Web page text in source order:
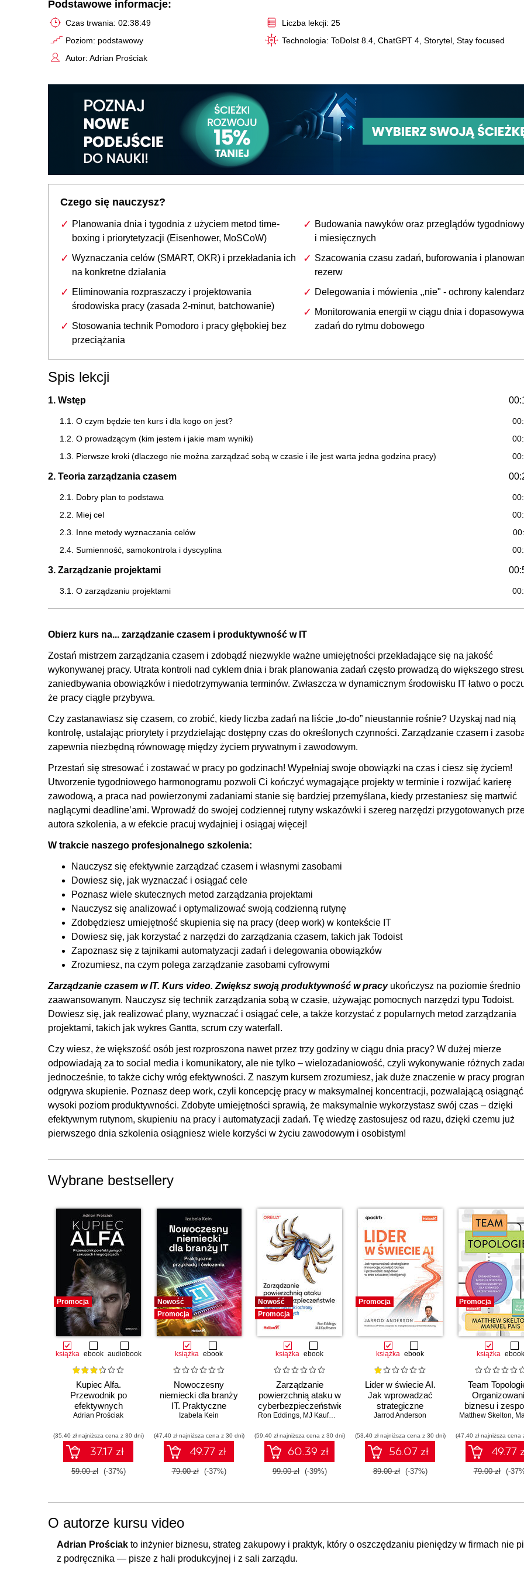
Podstawowe informacje:
Czas trwania: 02:38:49
Poziom: podstawowy
Autor: Adrian Prościak
Liczba lekcji: 25
Technologia: ToDoIst 8.4, ChatGPT 4, Storytel, Stay focused
Czego się nauczysz?
Planowania dnia i tygodnia z użyciem metod time-
boxing i priorytetyzacji (Eisenhower, MoSCoW)
Wyznaczania celów (SMART, OKR) i przekładania ich
na konkretne działania
Eliminowania rozpraszaczy i projektowania
środowiska pracy (zasada 2-minut, batchowanie)
Stosowania technik Pomodoro i pracy głębokiej bez
przeciążania
Budowania nawyków oraz przeglądów
i miesięcznych
Szacowania czasu zadań, buforowania i
rezerw
Delegowania i mówienia ,,nie" - ochrony
Monitorowania energii w ciągu dnia i
zadań do rytmu dobowego
Spis lekcji
1. Wstęp
1.1. O czym będzie ten kurs i dla kogo on jest?
1.2. O prowadzącym (kim jestem i jakie mam wyniki)
1.3. Pierwsze kroki (dlaczego nie można zarządzać sobą w czasie i ile jest warta jedna godzina pracy)
2. Teoria zarządzania czasem
2.1. Dobry plan to podstawa
2.2. Miej cel
2.3. Inne metody wyznaczania celów
2.4. Sumienność, samokontrola i dyscyplina
3. Zarządzanie projektami
3.1. O zarządzaniu projektami
3.2. Wykres Gantta
3.5. Schematy blokowe
3.6. SCRUM
3.7. Waterfall
3.8. O narzędziach, optymalizacji, ryzyku i zmianach w projekcie
4. Analiza potencjału
4.1. Analiza potencjału aktywności
5. Odgruzowywanie czasu
5.1. Jak odgruzować swój czas?
6. Narzędzia do zarządzania sobą w czasie
6.3. Jak każdego tygodnia oszczędzać po kilka godzin?
6.4. Jak możesz maksymalizować ilość godzin w których zarabiasz pieniądze?
7. Optymalizacja codziennych rutyn
7.1. O rutynach analiza i optymalizacja rutyn
8. Deep Work w IT
8.1. Deep work i skupienie w pracy programisty: sekret efektywności w IT
9. Automatyzacja i delegacja zadań
9.1. Automatyzacja i delegacja zadań
10. Zarządzanie zasobami cyfrowymi
10.1. Zarządzanie zasobami cyfrowymi
Obierz kurs na... zarządzanie czasem i produktywność w IT
Zostań mistrzem zarządzania czasem i zdobądź niezwykle ważne umiejętności przekładające się na jakość
wykonywanej pracy. Utrata kontroli nad cyklem dnia i brak planowania zadań często prowadzą do większego
zaniedbywania obowiązków i niedotrzymywania terminów. Zwłaszcza w dynamicznym środowisku IT łatwo o
że pracy ciągle przybywa.
Czy zastanawiasz się czasem, co zrobić, kiedy liczba zadań na liście „to-do” nieustannie rośnie? Uzyskaj nad nią
kontrolę, ustalając priorytety i przydzielając dostępny czas do określonych czynności. Zarządzanie czasem i
zapewnia niezbędną równowagę między życiem prywatnym i zawodowym.
Przestań się stresować i zostawać w pracy po godzinach! Wypełniaj swoje obowiązki na czas i ciesz się życiem!
Utworzenie tygodniowego harmonogramu pozwoli Ci kończyć wymagające projekty w terminie i rozwijać karierę
zawodową, a praca nad powierzonymi zadaniami stanie się bardziej przemyślana, kiedy przestaniesz się martwić
naglącymi deadline’ami. Wprowadź do swojej codziennej rutyny wskazówki i szereg narzędzi przygotowanych
autora szkolenia, a w efekcie pracuj wydajniej i osiągaj więcej!
W trakcie naszego profesjonalnego szkolenia:
Nauczysz się efektywnie zarządzać czasem i własnymi zasobami
Dowiesz się, jak wyznaczać i osiągać cele
Poznasz wiele skutecznych metod zarządzania projektami
Nauczysz się analizować i optymalizować swoją codzienną rutynę
Zdobędziesz umiejętność skupienia się na pracy (deep work) w kontekście IT
Dowiesz się, jak korzystać z narzędzi do zarządzania czasem, takich jak Todoist
Zapoznasz się z tajnikami automatyzacji zadań i delegowania obowiązków
Zrozumiesz, na czym polega zarządzanie zasobami cyfrowymi
Zarządzanie czasem w IT. Kurs video. Zwiększ swoją produktywność w pracyukończysz na poziomie średnio
zaawansowanym. Nauczysz się technik zarządzania sobą w czasie, używając pomocnych narzędzi typu Todoist.
Dowiesz się, jak realizować plany, wyznaczać i osiągać cele, a także korzystać z popularnych metod zarządzania
projektami, takich jak wykres Gantta, scrum czy waterfall.
Czy wiesz, że większość osób jest rozproszona nawet przez trzy godziny w ciągu dnia pracy? W dużej mierze
odpowiadają za to social media i komunikatory, ale nie tylko – wielozadaniowość, czyli wykonywanie różnych
jednocześnie, to także cichy wróg efektywności. Z naszym kursem zrozumiesz, jak duże znaczenie w pracy
odgrywa skupienie. Poznasz deep work, czyli koncepcję pracy w maksymalnej koncentracji, pozwalającą osiągnąć
wysoki poziom produktywności. Zdobyte umiejętności sprawią, że maksymalnie wykorzystasz swój czas – dzięki
efektywnym rutynom, skupieniu na pracy i automatyzacji zadań. Tę wiedzę zastosujesz od razu, dzięki czemu już
pierwszego dnia szkolenia osiągniesz wiele korzyści w życiu zawodowym i osobistym!
Wybrane bestsellery
Promocja
książka ebook audiobook
Kupiec Alfa.
Przewodnik po
efektywnych
zakupach i
Adrian Prościak
(35,40 zł najniższa cena z 30 dni)
37.17 zł
59.00 zł (-37%)
Nowość
Promocja
książka ebook
Nowoczesny
niemiecki dla branży
IT. Praktyczne
przykłady i ćwiczenia
Izabela Kein
(47,40 zł najniższa cena z 30 dni)
49.77 zł
79.00 zł (-37%)
Nowość
Promocja
książka ebook
Zarządzanie
powierzchnią ataku w
cyberbezpieczeństwie.
Strategie i techniki
cyfrowych
Ron Eddings, MJ Kaufmann
(59,40 zł najniższa cena z 30 dni)
60.39 zł
99.00 zł (-39%)
Promocja
książka ebook
Lider w świecie AI.
Jak wprowadzać
strategiczne
innowacje, rozwijać
zespołowi w erze
sztucznej inteligencji
Jarrod Anderson
(53,40 zł najniższa cena z 30 dni)
56.07 zł
89.00 zł (-37%)
Promocja
książka ebook
Team
biznesu i
pracy
Matthew Skelton,
(47,40 zł najniższa cena
49.77
79.00 zł (-
O autorze kursu video
Adrian Prościak to inżynier biznesu, strateg zakupowy i praktyk, który o oszczędzaniu pieniędzy w firmach nie
z podręcznika — pisze z hali produkcyjnej i z sali zarządu.